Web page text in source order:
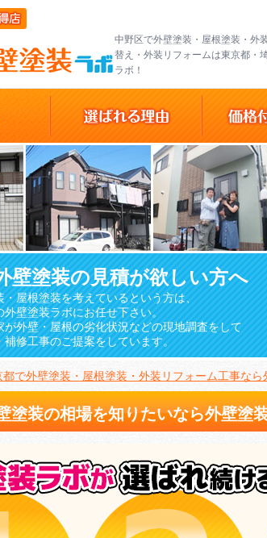
中野区で外壁塗装・屋根塗装・外
替え・外装リフォームは東京都・
ラボ！
壁塗装の見積が欲しい方へ
・屋根塗装を考えているという方は、
外壁塗装ラボにお任せ下さい。
が外壁・屋根の劣化状況などの現地調査をして
補修工事のご提案をしています。
都で外壁塗装・屋根塗装・外装リフォーム工事なら
塗装の相場を知りたいなら外壁塗